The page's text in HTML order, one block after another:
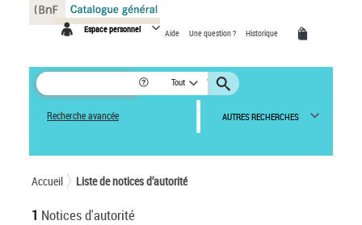
Espace personnel Aide Une question ? Historique
Tout
Recherche avancée AUTRES RECHERCHES
Accueil Liste de notices d’autorité
1 Notices d'autorité
Panneau de gestion des cookies